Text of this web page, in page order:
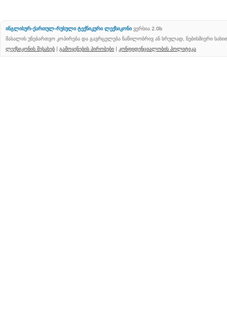
ინგლისურ-ქართულ-რუსული ტექნიკური ლექსიკონი ვერსია 2.0b
მასალის უნებართვო კოპირება და გავრცელება ნაწილობრივ ან სრულად, ნებისმიერი
ლექსიკონის შესახებ | გამოყენების პირობები | კონფიდენციალობის პოლიტიკა